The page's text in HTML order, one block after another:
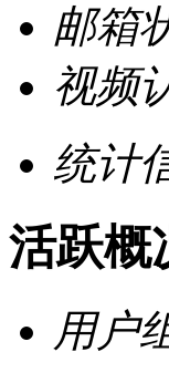
邮箱
视频
统计
活跃概
用户